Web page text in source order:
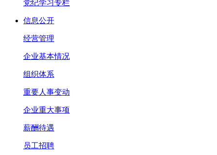
党纪学习专栏
信息公开
经营管理
企业基本情况
组织体系
重要人事变动
企业重大事项
薪酬待遇
员工招聘